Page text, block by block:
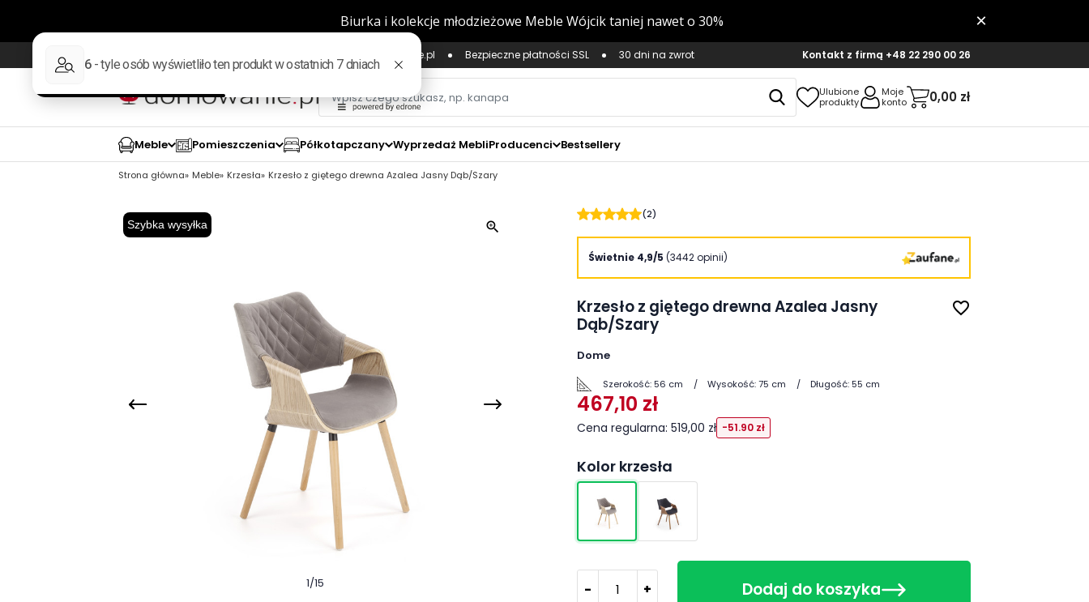
98% pozytywnych opinii według Zaufane.pl Bezpieczne płatności SSL 30 dni na zwrot Kontakt z firmą +48 22 290 00 26
Ulubione
produkty
Moje
konto
0,00 zł
Meble Pomieszczenia Półkotapczany Wyprzedaż MebliProducenci Bestsellery
Strona główna Meble Krzesła Krzesło z giętego drewna Azalea Jasny Dąb/Szary
Szybka wysyłka
1/15
zoom_in
(2)
Świetnie 4,9/5 (3442 opinii)
Krzesło z giętego drewna Azalea Jasny
Dąb/Szary
favorite_border
Dome
Szerokość:56 cm Wysokość:75 cm Długość:55 cm
467,10 zł
Cena regularna: 519,00 zł -51.90 zł
Kolor krzesła
- + Dodaj do koszyka